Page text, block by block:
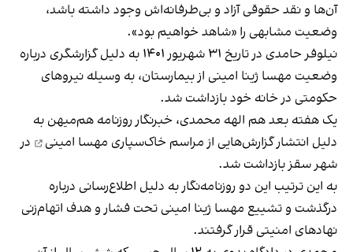
آن‌ها و نقد حقوقی آزاد و بی‌طرفانه‌اش وجود داشته باشد،
وضعیت مشابهی را «شاهد خواهیم بود».
نیلوفر حامدی در تاریخ ۳۱ شهریور ۱۴۰۱ به دلیل گزارشگری درباره
وضعیت مهسا ژینا امینی از بیمارستان، به وسیله نیروهای
حکومتی در خانه خود بازداشت شد.
یک هفته بعد هم الهه محمدی، خبرنگار روزنامه هم‌میهن به
دلیل انتشار گزارش‌هایی ازمراسم خاک‌سپاری مهسا امینی
در
شهر سقز بازداشت شد.
به این ترتیب این دو روزنامه‌نگار به دلیل اطلاع‌رسانی درباره
درگذشت و تشییع مهسا ژینا امینی تحت فشار و هدف اتهام‌‌زنی
نهادهای امنیتی قرار گرفتند.